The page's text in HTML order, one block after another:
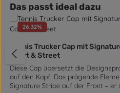
Produktgalerie überspringen
Das passt ideal dazu
26.32%
Tennis Trucker Cap mit
Court & Street
Diese Cap übersetzt die
auf den Kopf. Das prägende
Signature Stripe auf der Front – er